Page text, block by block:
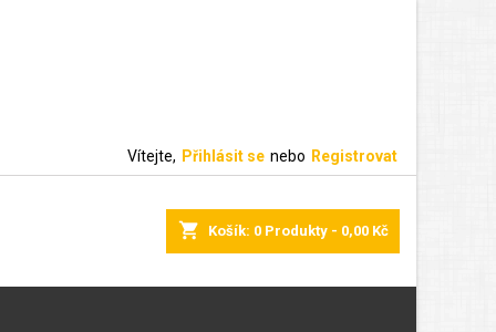
Vítejte, Přihlásit se nebo Registrovat
shopping_cart Košík: 0 Produkty - 0,00 Kč